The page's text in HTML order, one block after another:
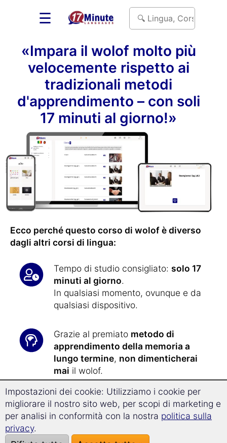
☰
«Impara il wolof molto più
velocemente rispetto ai
tradizionali metodi
d'apprendimento – con soli
17 minuti al giorno!»
Ecco perché questo corso di wolof è diverso
dagli altri corsi di lingua:
Tempo di studio consigliato: solo 17
minuti al giorno.
In qualsiasi momento, ovunque e da
qualsiasi dispositivo.
Grazie al premiato metodo di
apprendimento della memoria a
lungo termine, non dimenticherai
mai il wolof.
Con la nuovatecnologia di
Superlearning, progredirai il32% più
e sarai particolarmente
ricettivo all'apprendimento.
Impostazioni dei cookie: Utilizziamo i cookie per
migliorare il nostro sito web, per scopi di marketing e
per analisi in conformità con la nostra politica sulla
privacy.